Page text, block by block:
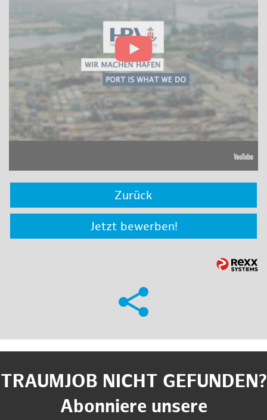
Zurück
Jetzt bewerben!
TRAUMJOB NICHT GEFUNDEN?
Abonniere unsere